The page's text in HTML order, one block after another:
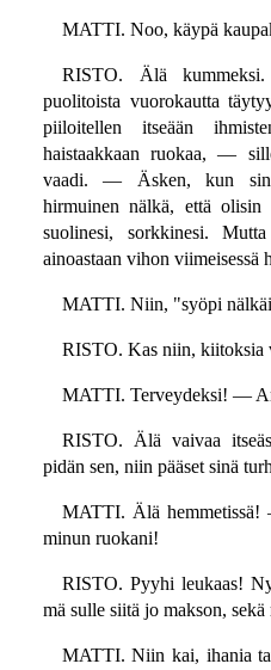
MATTI. Noo, käypä
RISTO. Älä
puolitoista vuorokautta
piiloitellen itseään
haistaakkaan ruokaa, —
vaadi. — Äsken, kun
hirmuinen nälkä, että
suolinesi, sorkkinesi.
ainoastaan vihon viimeisessä
MATTI. Niin, "syöpi
RISTO. Kas niin, kiitoksia
MATTI. Terveydeksi! —
RISTO. Älä vaivaa
pidän sen, niin pääset sinä
MATTI. Älä
minun ruokani!
RISTO. Pyyhi leukaas!
mä sulle siitä jo makson, sekä
MATTI. Niin kai, ihania